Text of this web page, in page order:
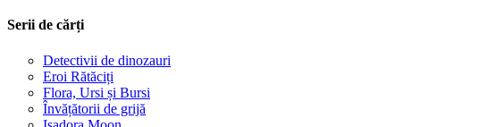
Serii de cărți
Detectivii de dinozauri
Eroi Rătăciți
Flora, Ursi și Bursi
Învățătorii de grijă